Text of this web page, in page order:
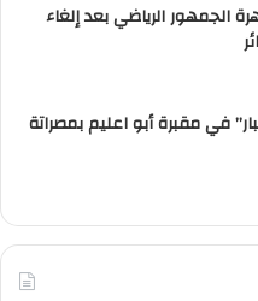
لمظاهرة الجمهور الرياضي بعد إلغاء
في مقبرة أبو اعليم بمصراتة